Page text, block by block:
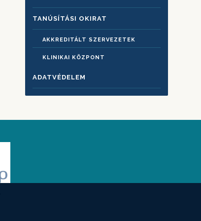
TANÚSÍTÁSI OKIRAT
AKKREDITÁLT SZERVEZETEK
KLINIKAI KÖZPONT
ADATVÉDELEM